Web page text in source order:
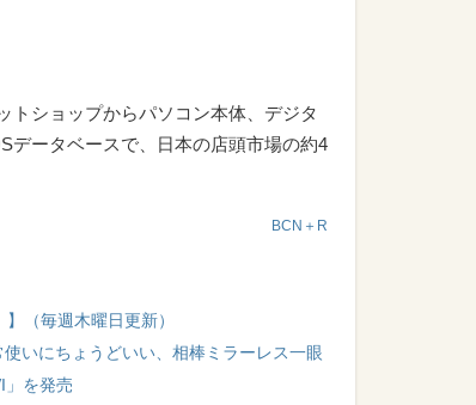
トショップからパソコン本体、デジタ
データベースで、日本の店頭市場の約4
BCN＋R
（毎週木曜日更新）
いにちょうどいい、相棒ミラーレス一眼
」を発売